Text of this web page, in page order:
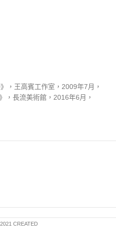
，王高賓工作室，2009年7月，
，長流美術館，2016年6月，
2021 CREATED